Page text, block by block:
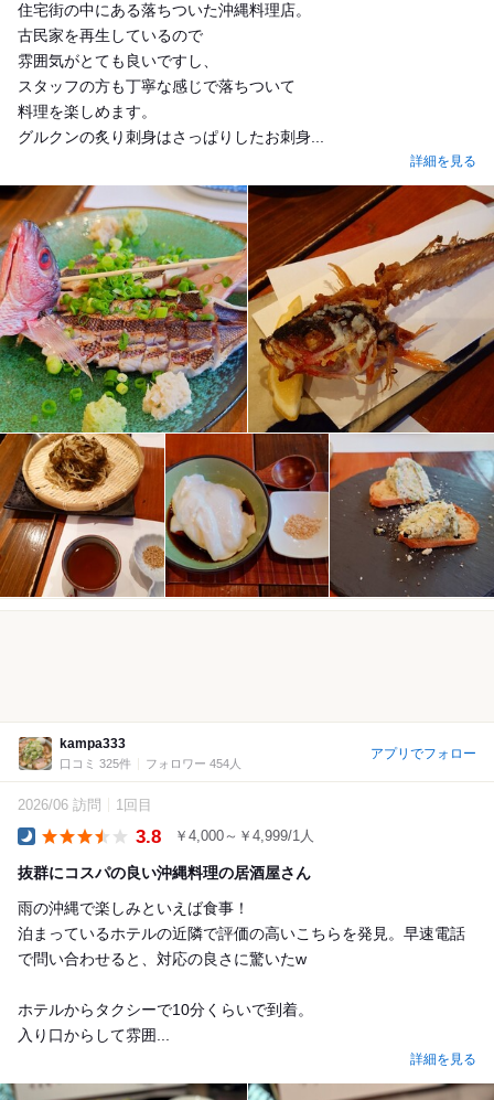
住宅街の中にある落ちついた沖縄料理店。
古民家を再生しているので
雰囲気がとても良いですし、
スタッフの方も丁寧な感じで落ちついて
料理を楽しめます。
グルクンの炙り刺身はさっぱりしたお刺身...
詳細を見る
kampa333
口コミ 325件 フォロワー 454人
アプリでフォロー
2026/06 訪問 1回目
3.8 ￥4,000～￥4,999/1人
抜群にコスパの良い沖縄料理の居酒屋さん
雨の沖縄で楽しみといえば食事！
泊まっているホテルの近隣で評価の高いこちらを発見。早速電話
で問い合わせると、対応の良さに驚いたw
ホテルからタクシーで10分くらいで到着。
入り口からして雰囲...
詳細を見る